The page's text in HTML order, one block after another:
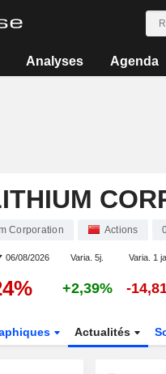
Analyses Agenda
Corporation Actions
06/08/2026 Varia. 5j. Varia. 1
+2,39% -
Actualités